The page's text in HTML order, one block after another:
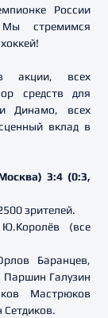
России
стремимся
акции, всех
средств для
Динамо, всех
вклад в
3:4 (0:3,
зрителей.
(все
Баранцев,
Галузин
Мастрюков